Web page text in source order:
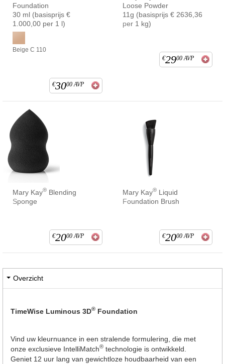
Foundation
30 ml (basisprijs €
1.000,00 per 1 l)
Beige C 110
€3000 AVP
Loose Powder
11g (basisprijs € 2636,36
per 1 kg)
€2900 AVP
Mary Kay® Blending
Sponge
€2000 AVP
Mary Kay® Liquid
Foundation Brush
€2000 AVP
Overzicht
TimeWise Luminous 3D® Foundation
Vind uw kleurnuance in een stralende formulering, die met
onze exclusieve IntelliMatch® technologie is ontwikkeld.
Geniet 12 uur lang van gewichtloze houdbaarheid van een